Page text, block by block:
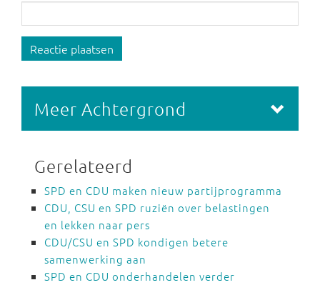
Reactie plaatsen
Meer Achtergrond
Gerelateerd
SPD en CDU maken nieuw partijprogramma
CDU, CSU en SPD ruziën over belastingen
en lekken naar pers
CDU/CSU en SPD kondigen betere
samenwerking aan
SPD en CDU onderhandelen verder